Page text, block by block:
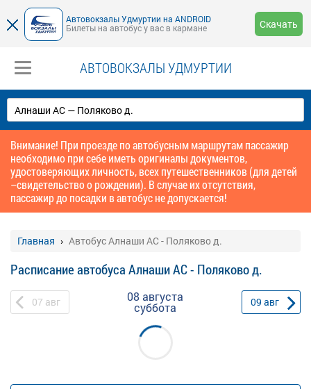
Автовокзалы Удмуртии на ANDROID
Билеты на автобус у вас в кармане
Скачать
АВТОВОКЗАЛЫ УДМУРТИИ
Внимание! При проезде по автобусным маршрутам пассажир
необходимо при себе иметь оригиналы документов,
удостоверяющих личность, всех путешественников (для детей
–свидетельство о рождении). В случае их отсутствия,
пассажир до посадки в автобус не допускается!
Главная Автобус Алнаши АС - Поляково д.
Расписание автобуса Алнаши АС - Поляково д.
07 авг 08 августа
суббота 09 авг